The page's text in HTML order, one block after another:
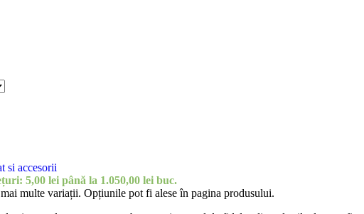
si accesorii
5,00 lei până la 1.050,00 lei buc.
multe variații. Opțiunile pot fi alese în pagina produsului.